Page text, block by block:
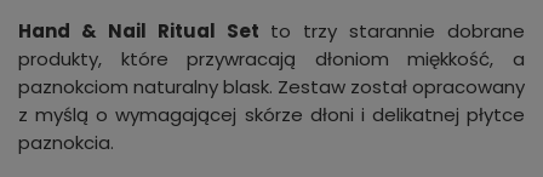
Hand & Nail Ritual Set to trzy starannie dobrane
produkty, które przywracają dłoniom miękkość, a
paznokciom naturalny blask. Zestaw został opracowany
z myślą o wymagającej skórze dłoni i delikatnej płytce
paznokcia.